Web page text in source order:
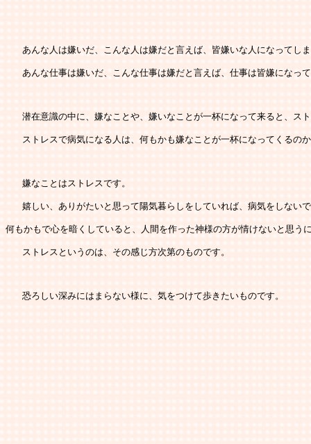
あんな人は嫌いだ、こんな人は嫌だと言えば、皆嫌いな人になってし
あんな仕事は嫌いだ、こんな仕事は嫌だと言えば、仕事は皆嫌になっ
潜在意識の中に、嫌なことや、嫌いなことが一杯になって来ると、ス
ストレスで病気になる人は、何もかも嫌なことが一杯になってくるの
嫌なことはストレスです。
嬉しい、ありがたいと思って陽気暮らしをしていれば、病気をしない
何もかもで心を暗くしていると、人間を作った神様の方が情けないと思う
ストレスというのは、その感じ方次第のものです。
恐ろしい深みにはまらない様に、気をつけて歩きたいものです。